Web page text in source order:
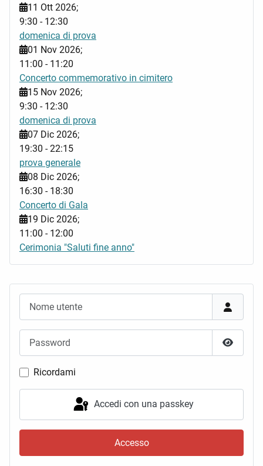
Mostra
Ricordami
Accedi con una passkey
Accesso
11 Ott 2026;
9:30 - 12:30
domenica di prova
01 Nov 2026;
11:00 - 11:20
Concerto commemorativo in cimitero
15 Nov 2026;
9:30 - 12:30
domenica di prova
07 Dic 2026;
19:30 -22:15
prova generale
08 Dic 2026;
16:30 - 18:30
Concerto di Gala
19 Dic 2026;
11:00 - 12:00
Cerimonia "Saluti fine anno"